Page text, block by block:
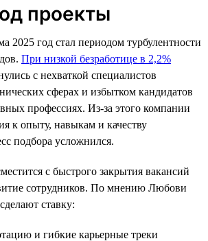
проекты
2025 год стал периодом турбулентности
При низкой безработице в 2,2%
с нехваткой специалистов
сферах и избытком кандидатов
профессиях. Из-за этого компании
к опыту, навыкам и качеству
подбора усложнился.
с быстрого закрытия вакансий
сотрудников. По мнению Любови
ставку:
и гибкие карьерные треки